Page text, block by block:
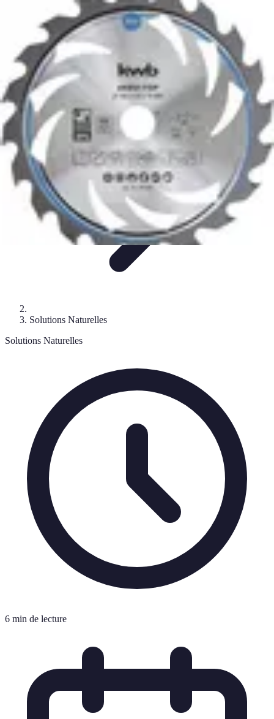
Solutions Insomnie
Méthodes NaturellesPratiques de MéditationMéditation et
RelaxationPlantes Médicinales Comprendre l'Insomnie
Solutions Insomnie
Solutions Naturelles
Solutions Naturelles
6 min de lecture